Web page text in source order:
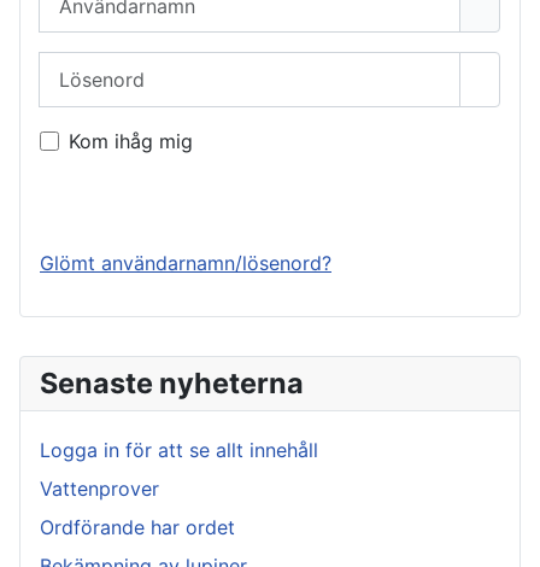
Senaste nyheterna
Logga in för att se allt innehåll
Vattenprover
Ordförande har ordet
Kom ihåg mig
Glömt användarnamn/lösenord?